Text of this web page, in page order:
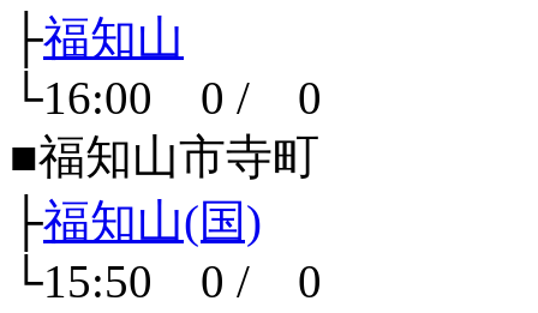
├福知山
└16:00 0 / 0
■福知山市寺町
├福知山(国)
└15:50 0 / 0